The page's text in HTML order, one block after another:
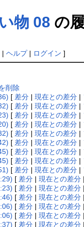
物 08 の
| ヘルプ| ログイン ]
削除
[ 差分 |現在との差分 |
[ 差分 |現在との差分 |
[ 差分 |現在との差分 |
[ 差分 |現在との差分 |
[ 差分 |現在との差分 |
[ 差分 |現在との差分 |
[ 差分 |現在との差分 |
[ 差分 |現在との差分 |
[ 差分 |現在との差分 |
[ 差分 |現在との差分 |
[ 差分 |現在との差分 |
[ 差分 |現在との差分 |
[ 差分 |現在との差分 |
[ 差分 |現在との差分 |
[ 差分 |現在との差分 |